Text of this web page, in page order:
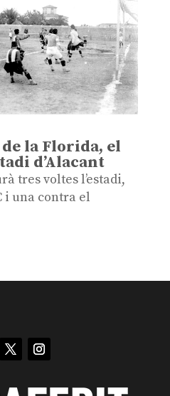
la Florida, el
d’Alacant
tres voltes l’estadi,
i una contra el